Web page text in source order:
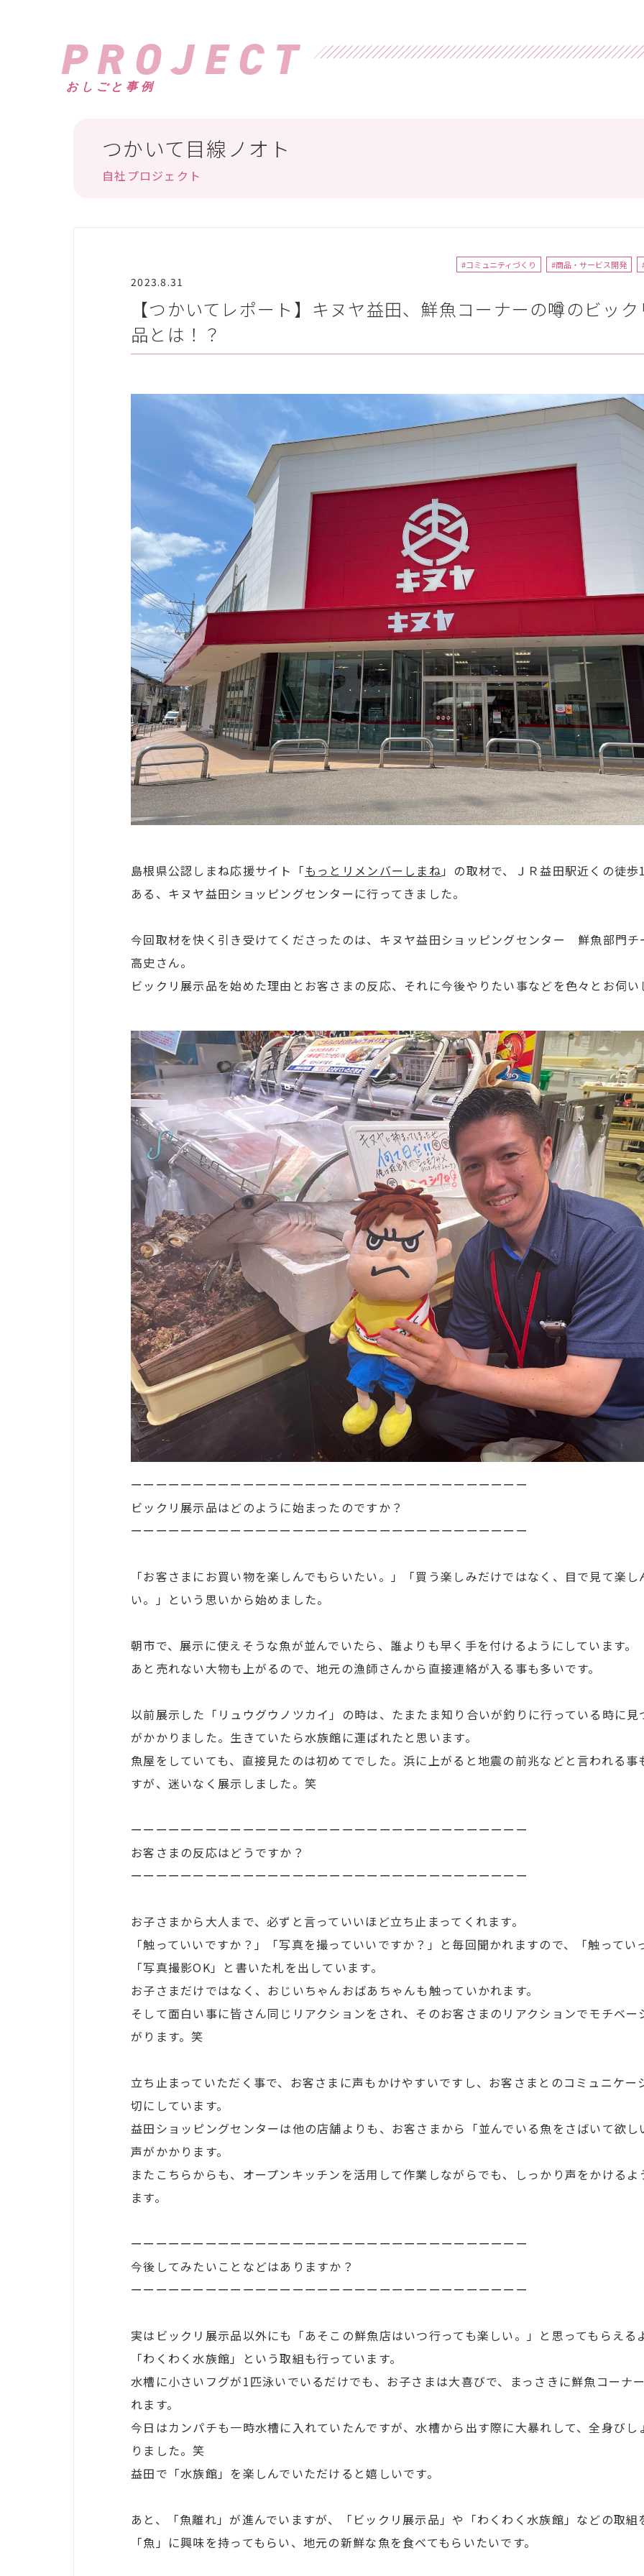
PROJECT
おしごと事例
つかいて目線ノオト
自社プロジェクト
#コミュニティづくり #商品・サービス開発
2023.8.31
【つかいてレポート】キヌヤ益田、鮮魚コーナーの噂のビッ
品とは！？
島根県公認しまね応援サイト「もっとリメンバーしまね 」の取材で、ＪＲ益田駅近くの徒
ある、キヌヤ益田ショッピングセンターに行ってきました。
今回取材を快く引き受けてくださったのは、キヌヤ益田ショッピングセンター 鮮魚部門
高史さん。
ビックリ展示品を始めた理由とお客さまの反応、それに今後やりたい事などを色々とお伺
ーーーーーーーーーーーーーーーーーーーーーーーーーーーーーーーー
ビックリ展示品はどのように始まったのですか？
ーーーーーーーーーーーーーーーーーーーーーーーーーーーーーーーー
「お客さまにお買い物を楽しんでもらいたい。」「買う楽しみだけではなく、目で見て楽し
い。」という思いから始めました。
朝市で、展示に使えそうな魚が並んでいたら、誰よりも早く手を付けるようにしています。
あと売れない大物も上がるので、地元の漁師さんから直接連絡が入る事も多いです。
以前展示した「リュウグウノツカイ」の時は、たまたま知り合いが釣りに行っている時に見
がかかりました。生きていたら水族館に運ばれたと思います。
魚屋をしていても、直接見たのは初めてでした。浜に上がると地震の前兆などと言われる事
すが、迷いなく展示しました。笑
ーーーーーーーーーーーーーーーーーーーーーーーーーーーーーーーー
お客さまの反応はどうですか？
ーーーーーーーーーーーーーーーーーーーーーーーーーーーーーーーー
お子さまから大人まで、必ずと言っていいほど立ち止まってくれます。
「触っていいですか？」「写真を撮っていいですか？」と毎回聞かれますので、「触ってい
「写真撮影OK」と書いた札を出しています。
お子さまだけではなく、おじいちゃんおばあちゃんも触っていかれます。
そして面白い事に皆さん同じリアクションをされ、そのお客さまのリアクションでモチベー
がります。笑
立ち止まっていただく事で、お客さまに声もかけやすいですし、お客さまとのコミュニケー
切にしています。
益田ショッピングセンターは他の店舗よりも、お客さまから「並んでいる魚をさばいて欲し
声がかかります。
またこちらからも、オープンキッチンを活用して作業しながらでも、しっかり声をかけるよ
ます。
ーーーーーーーーーーーーーーーーーーーーーーーーーーーーーーーー
今後してみたいことなどはありますか？
ーーーーーーーーーーーーーーーーーーーーーーーーーーーーーーーー
実はビックリ展示品以外にも「あそこの鮮魚店はいつ行っても楽しい。」と思ってもらえる
「わくわく水族館」という取組も行っています。
水槽に小さいフグが1匹泳いでいるだけでも、お子さまは大喜びで、まっさきに鮮魚コーナ
れます。
今日はカンパチも一時水槽に入れていたんですが、水槽から出す際に大暴れして、全身びし
りました。笑
益田で「水族館」を楽しんでいただけると嬉しいです。
あと、「魚離れ」が進んでいますが、「ビックリ展示品」や「わくわく水族館」などの取組
「魚」に興味を持ってもらい、地元の新鮮な魚を食べてもらいたいです。